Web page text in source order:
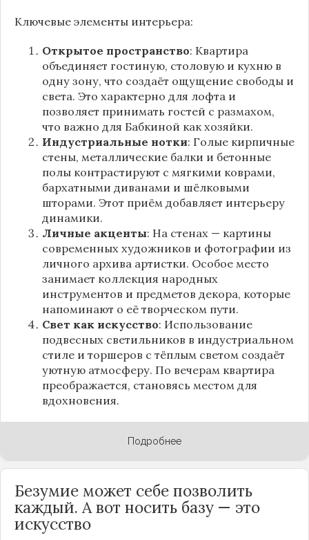
Ключевые элементы интерьера:
Открытое пространство: Квартира
объединяет гостиную, столовую и кухню в
одну зону, что создаёт ощущение свободы и
света. Это характерно для лофта и
позволяет принимать гостей с размахом,
что важно для Бабкиной как хозяйки.
Индустриальные нотки: Голые кирпичные
стены, металлические балки и бетонные
полы контрастируют с мягкими коврами,
бархатными диванами и шёлковыми
шторами. Этот приём добавляет интерьеру
динамики.
Личные акценты: На стенах — картины
современных художников и фотографии из
личного архива артистки. Особое место
занимает коллекция народных
инструментов и предметов декора, которые
напоминают о её творческом пути.
Свет как искусство: Использование
подвесных светильников в индустриальном
стиле и торшеров с тёплым светом создаёт
уютную атмосферу. По вечерам квартира
преображается, становясь местом для
вдохновения.
Подробнее
Безумие может себе позволить
каждый. А вот носить базу — это
искусство